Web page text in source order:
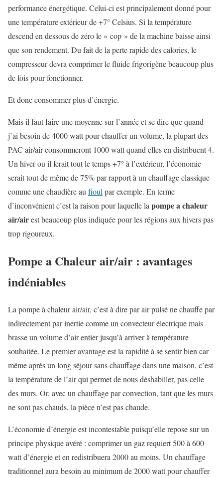
performance énergétique. Celui-ci est principalement donné pour
une température extérieur de +7° Celsius. Si la température
descend en dessous de zéro le « cop » de la machine baisse ainsi
que son rendement. Du fait de la perte rapide des calories, le
compresseur devra comprimer le fluide frigorigène beaucoup plus
de fois pour fonctionner.
Et donc consommer plus d’énergie.
Mais il faut faire une moyenne sur l’année et se dire que quand
j’ai besoin de 4000 watt pour chauffer un volume, la plupart des
PAC air/air consommeront 1000 watt quand elles en distribuent 4.
Un hiver ou il ferait tout le temps +7° à l’extérieur, l’économie
serait tout de même de 75% par rapport à un chauffage classique
comme une chaudière aufioulpar exemple. En terme
d’inconvénient c’est la raison pour laquelle lapompe a chaleur
air/airest beaucoup plus indiquée pour les régions aux hivers pas
trop rigoureux.
Pompe a Chaleur air/air : avantages
indéniables
La pompe à chaleur air/air, c’est à dire par air pulsé ne chauffe par
indirectement par inertie comme un convecteur électrique mais
brasse un volume d’air entier jusqu’à arriver à température
souhaitée. Le premier avantage est la rapidité à se sentir bien car
même après un long séjour sans chauffage dans une maison, c’est
la température de l’air qui permet de nous déshabiller, pas celle
des murs. Or, avec un chauffage par convection, tant que les murs
ne sont pas chauds, la pièce n’est pas chaude.
L’économie d’énergie est incontestable puisqu’elle repose sur un
principe physique avéré : comprimer un gaz requiert 500 à 600
watt d’énergie et en redistribuera 2000 au moins. Un chauffage
traditionnel aura besoin au minimum de 2000 watt pour chauffer